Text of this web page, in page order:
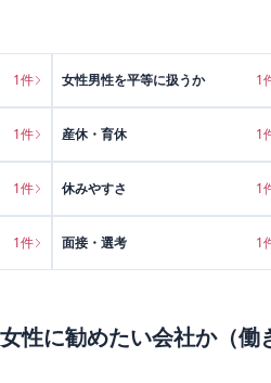
1件 女性男性を平等に扱うか 1
1件 産休・育休 1
1件 休みやすさ 1
1件 面接・選考 1
女性に勧めたい会社か（働